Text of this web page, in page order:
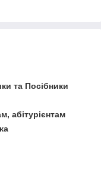
та Посібники
абітурієнтам